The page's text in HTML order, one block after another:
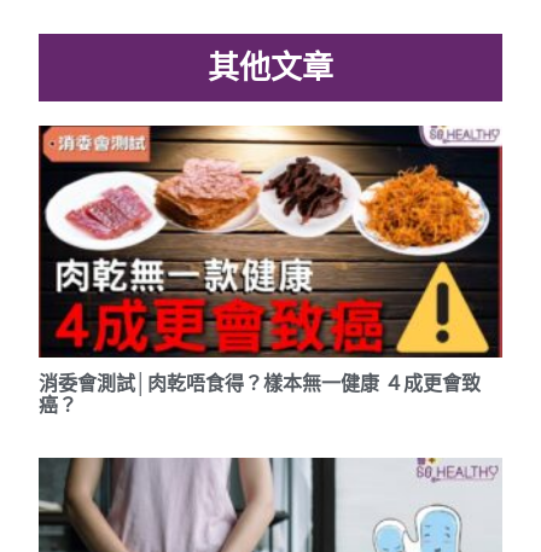
其他文章
消委會測試│肉乾唔食得？樣本無一健康 ４成更會致
癌？